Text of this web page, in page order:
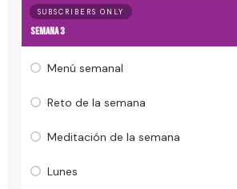
SUBSCRIBERS ONLY
Semana 3
Menú semanal
Reto de la semana
Meditación de la semana
Lunes